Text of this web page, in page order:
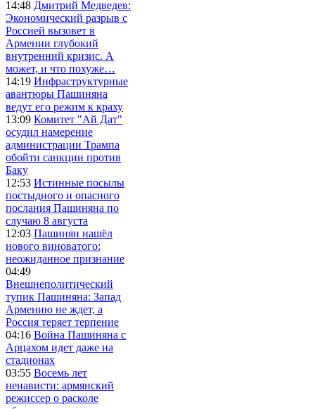
14:48 Дмитрий Медведев:
Экономический разрыв с
Россией вызовет в
Армении глубокий
внутренний кризис. А
может, и что похуже…
14:19 Инфраструктурные
авантюры Пашиняна
ведут его режим к краху
13:09 Комитет "Ай Дат"
осудил намерение
администрации Трампа
обойти санкции против
Баку
12:53 Истинные посылы
постыдного и опасного
послания Пашиняна по
случаю 8 августа
12:03 Пашинян нашёл
нового виноватого:
неожиданное признание
04:49
Внешнеполитический
тупик Пашиняна: Запад
Армению не ждет, а
Россия теряет терпение
04:16 Война Пашиняна с
Арцахом идет даже на
стадионах
03:55 Восемь лет
ненависти: армянский
режиссер о расколе